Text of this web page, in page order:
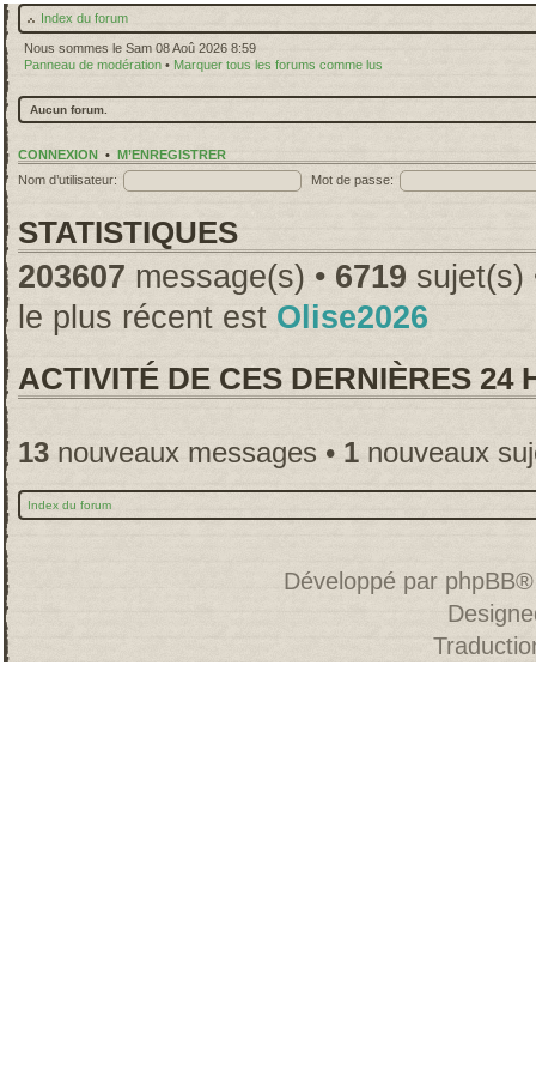
Index du forum
Nous sommes le Sam 08 Aoû 2026 8:59
Panneau de modération • Marquer tous les forums comme lus
Aucun forum.
CONNEXION • M’ENREGISTRER
Nom d’utilisateur:
Mot de passe:
STATISTIQUES
203607 message(s) • 6719 sujet(s)
le plus récent est Olise2026
ACTIVITÉ DE CES DERNIÈRES 24
13 nouveaux messages • 1 nouveaux
Index du forum
Développé par phpBB®